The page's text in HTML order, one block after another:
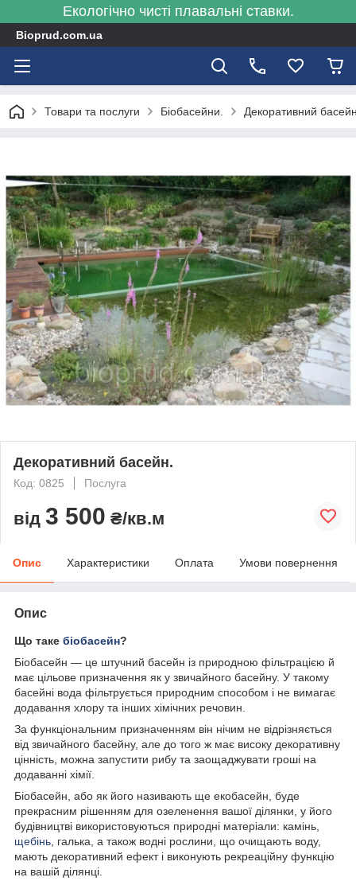
Екологічно чисті плавальні ставки.
Bioprud.com.ua
Товари та послуги Біобасейни. Декоративний
Декоративний басейн.
Код: 0825 Послуга
від 3 500 ₴/кв.м
Опис Характеристики Оплата Умови повернення
Опис
Що таке біобасейн?
Біобасейн — це штучний басейн із природною фільтрацією й
має цільове призначення як у звичайного басейну. У такому
басейні вода фільтрується природним способом і не вимагає
додавання хлору та інших хімічних речовин.
За функціональним призначенням він нічим не відрізняється
від звичайного басейну, але до того ж має високу декоративну
цінність, можна запустити рибу та заощаджувати гроші на
додаванні хімії.
Біобасейн, або як його називають ще екобасейн, буде
прекрасним рішенням для озеленення вашої ділянки, у його
будівництві використовуються природні матеріали: камінь,
щебінь , галька, а також водні рослини, що очищають воду,
мають декоративний ефект і виконують рекреаційну функцію
на вашій ділянці.